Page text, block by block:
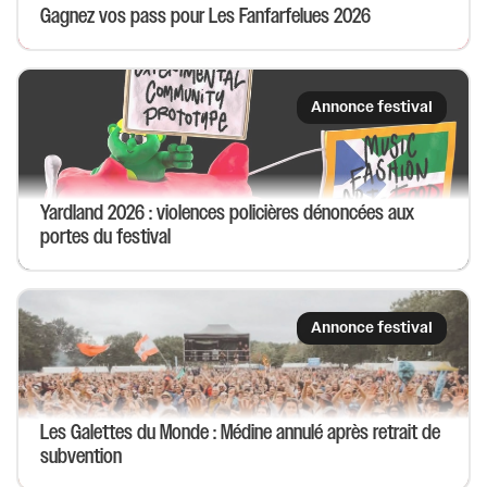
Gagnez vos pass pour Les Fanfarfelues 2026
Annonce festival
Yardland 2026 : violences policières dénoncées aux
portes du festival
Annonce festival
Les Galettes du Monde : Médine annulé après retrait de
subvention